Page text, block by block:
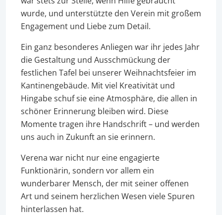
wurde, und unterstützte den Verein mit großem
Engagement und Liebe zum Detail.
Ein ganz besonderes Anliegen war ihr jedes Jahr
die Gestaltung und Ausschmückung der
festlichen Tafel bei unserer Weihnachtsfeier im
Kantinengebäude. Mit viel Kreativität und
Hingabe schuf sie eine Atmosphäre, die allen in
schöner Erinnerung bleiben wird. Diese
Momente tragen ihre Handschrift – und werden
uns auch in Zukunft an sie erinnern.
Verena war nicht nur eine engagierte
Funktionärin, sondern vor allem ein
wunderbarer Mensch, der mit seiner offenen
Art und seinem herzlichen Wesen viele Spuren
hinterlassen hat.